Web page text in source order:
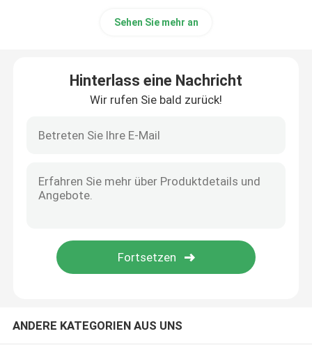
Sehen Sie mehr an
Hinterlass eine Nachricht
Wir rufen Sie bald zurück!
ANDERE KATEGORIEN AUS UNS